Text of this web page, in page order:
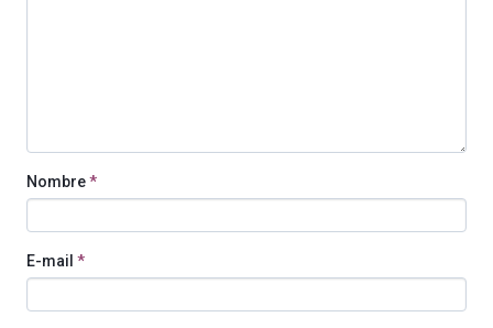
Nombre*
E-mail *